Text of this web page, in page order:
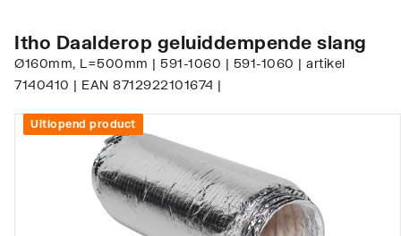
Itho Daalderop geluiddempende slang
Ø160mm, L=500mm | 591-1060 | 591-1060 | artikel
7140410 | EAN 8712922101674 |
Uitlopend product